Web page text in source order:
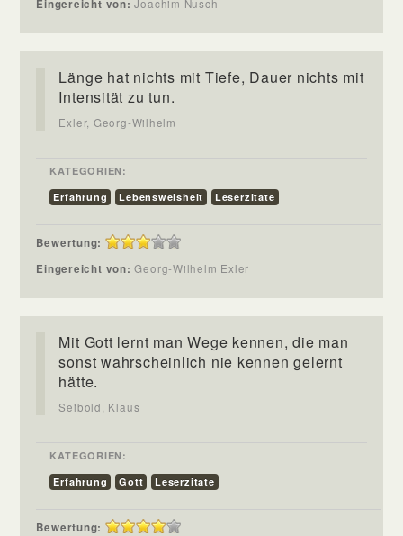
Eingereicht von:Joachim Nusch
Länge hat nichts mit Tiefe, Dauer nichts mit
Intensität zu tun.
Exler, Georg-Wilhelm
KATEGORIEN:
Erfahrung
Lebensweisheit Leserzitate
Bewertung:
Eingereicht von:Georg-Wilhelm Exler
Mit Gott lernt man Wege kennen, die man
sonst wahrscheinlich nie kennen gelernt
hätte.
Seibold, Klaus
KATEGORIEN:
Erfahrung
Gott Leserzitate
Bewertung: